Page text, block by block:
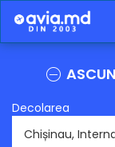
Decolarea